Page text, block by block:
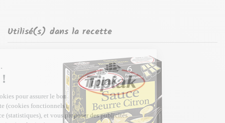
Utilisé(s) dans la recette